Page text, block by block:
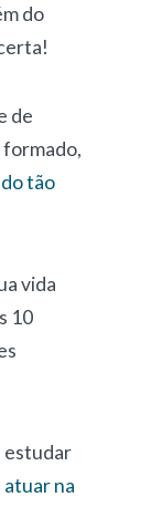
do
de
tão
vida
10
estudar
atuar na